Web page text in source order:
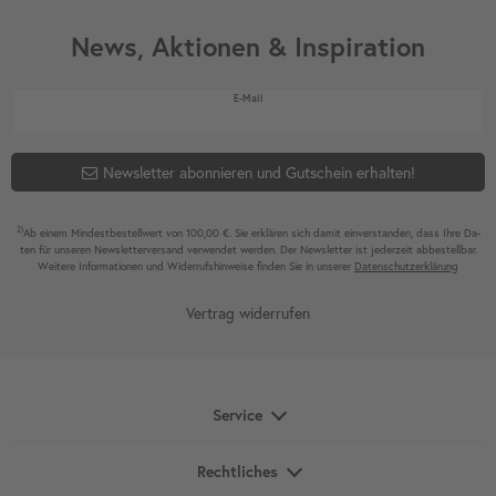
News, Aktionen & Inspiration
E-MailNewsletter Honig
Newsletter abonnieren und Gutschein erhalten!
2)Ab einem Mindest­bestell­wert von 100,00 €. Sie erklären sich damit ein­ver­standen, dass Ihre Da­
ten für unseren News­letter­versand ver­wen­det werden. Der News­letter ist jeder­zeit ab­bestel­lbar.
Weitere Infor­mationen und Wider­rufshin­weise finden Sie in unserer Daten­schutz­erklärung
Vertrag widerrufen
Service
Rechtliches